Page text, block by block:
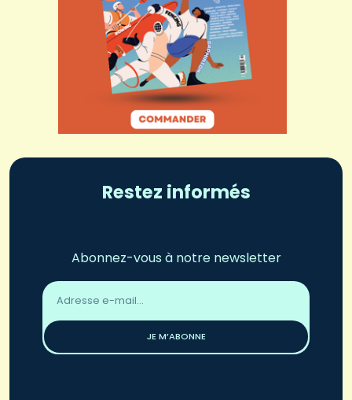
Restez informés
Abonnez-vous à notre newsletter
Adresse
email
JE M’ABONNE